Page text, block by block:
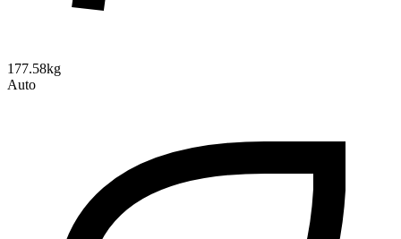
177.58kg
Auto